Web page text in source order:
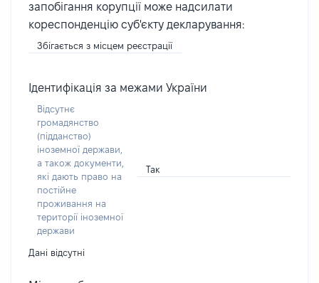
запобігання корупції може надсилати
кореспонденцію суб'єкту декларування:
Збігається з місцем реєстрації
Ідентифікація за межами України
Відсутнє
громадянство
(підданство)
іноземної держави,
а також документи,
які дають право на
постійне
проживання на
території іноземної
держави
Так
Дані відсутні